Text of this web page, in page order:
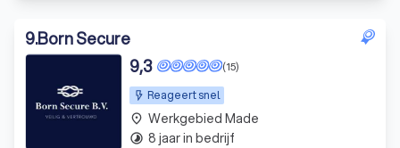
9.Born Secure
Reageert snel
(15)
9,3
place Werkgebied Made
timelapse 8 jaar in bedrijf